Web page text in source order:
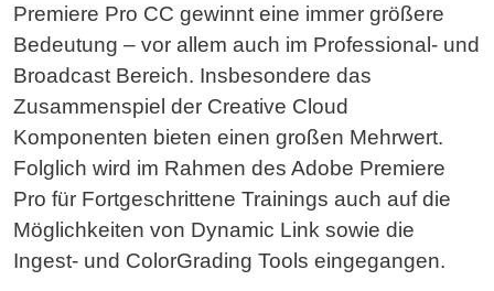
Premiere Pro CC gewinnt eine immer größere
Bedeutung – vor allem auch im Professional- und
Broadcast Bereich. Insbesondere das
Zusammenspiel der Creative Cloud
Komponenten bieten einen großen Mehrwert.
Folglich wird im Rahmen des Adobe Premiere
Pro für Fortgeschrittene Trainings auch auf die
Möglichkeiten von Dynamic Link sowie die
Ingest- und ColorGrading Tools eingegangen.